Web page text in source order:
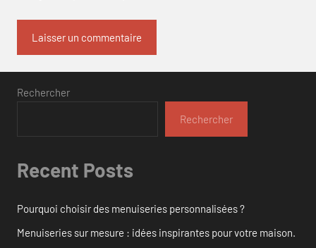
Rechercher
Rechercher
Recent Posts
Pourquoi choisir des menuiseries personnalisées ?
Menuiseries sur mesure : idées inspirantes pour votre maison.